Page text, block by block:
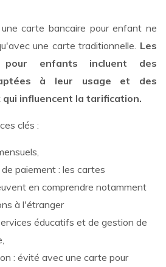
carte bancaire pour enfant ne
une carte traditionnelle. Les
pour enfants incluent des
à leur usage et des
influencent la tarification.
clés :
paiement : les cartes
en comprendre notamment
à l'étranger
éducatifs et de gestion de
: évité avec une carte pour